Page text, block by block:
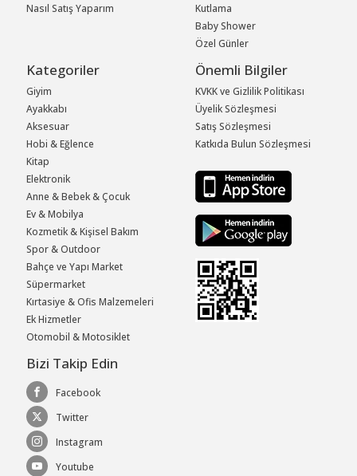
Nasıl Satış Yaparım
Kutlama
Baby Shower
Özel Günler
Kategoriler
Giyim
Ayakkabı
Aksesuar
Hobi & Eğlence
Kitap
Elektronik
Anne & Bebek & Çocuk
Ev & Mobilya
Kozmetik & Kişisel Bakım
Spor & Outdoor
Bahçe ve Yapı Market
Süpermarket
Kırtasiye & Ofis Malzemeleri
Ek Hizmetler
Otomobil & Motosiklet
Önemli Bilgiler
KVKK ve Gizlilik Politikası
Üyelik Sözleşmesi
Satış Sözleşmesi
Katkıda Bulun Sözleşmesi
Bizi Takip Edin
Facebook
Twitter
Instagram
Youtube